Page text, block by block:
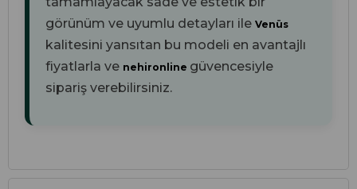
görünüm ve uyumlu detayları ile Venüs
kalitesini yansıtan bu modeli en avantajlı
fiyatlarla ve nehironline güvencesiyle
sipariş verebilirsiniz.